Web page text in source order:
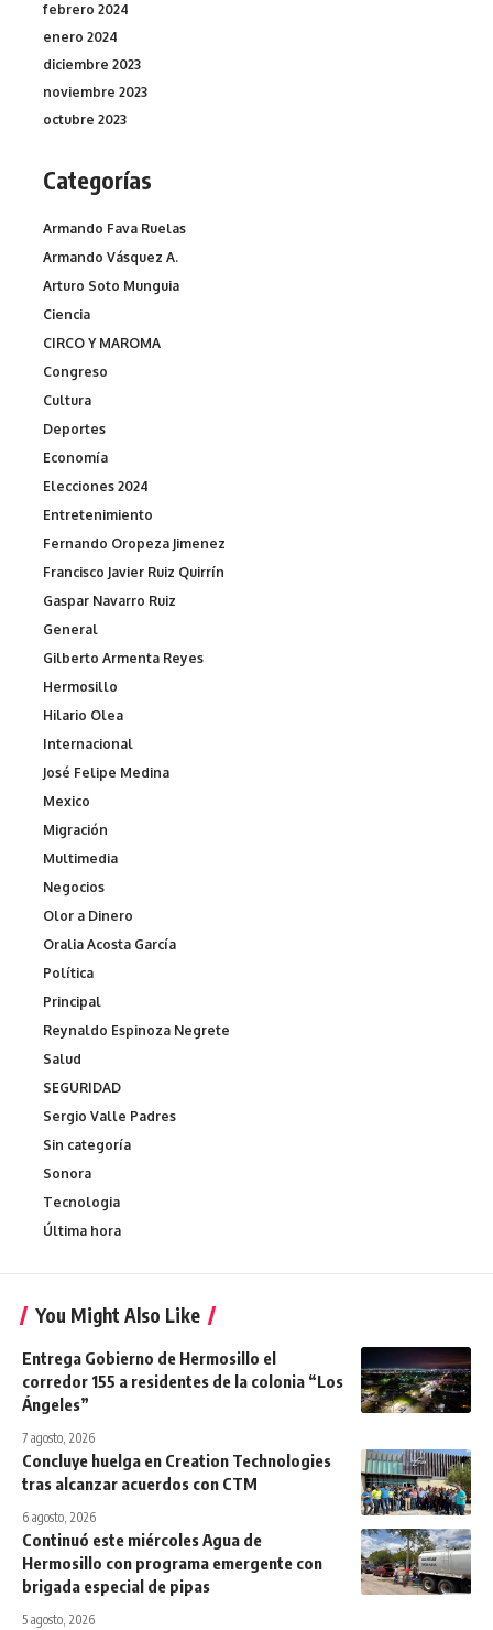
febrero 2024
enero 2024
diciembre 2023
noviembre 2023
octubre 2023
Categorías
Armando Fava Ruelas
Armando Vásquez A.
Arturo Soto Munguia
Ciencia
CIRCO Y MAROMA
Congreso
Cultura
Deportes
Economía
Elecciones 2024
Entretenimiento
Fernando Oropeza Jimenez
Francisco Javier Ruiz Quirrín
Gaspar Navarro Ruiz
General
Gilberto Armenta Reyes
Hermosillo
Hilario Olea
Internacional
José Felipe Medina
Mexico
Migración
Multimedia
Negocios
Olor a Dinero
Oralia Acosta García
Política
Principal
Reynaldo Espinoza Negrete
Salud
SEGURIDAD
Sergio Valle Padres
Sin categoría
Sonora
Tecnologia
Última hora
You Might Also Like
Entrega Gobierno de Hermosillo el
corredor 155 a residentes de la colonia “Los
Ángeles”
7 agosto, 2026
Concluye huelga en Creation Technologies
tras alcanzar acuerdos con CTM
6 agosto, 2026
Continuó este miércoles Agua de
Hermosillo con programa emergente con
brigada especial de pipas
5 agosto, 2026